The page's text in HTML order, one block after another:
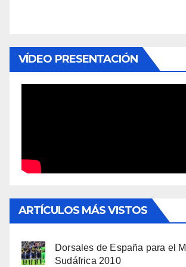
VÍDEO PRESENTACIÓN
ARTÍCULOS MÁS VISTOS
Dorsales de España para el
Sudáfrica 2010